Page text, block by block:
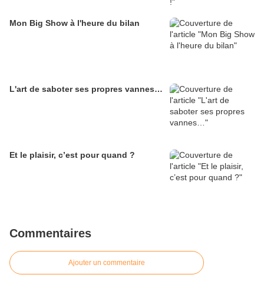
Mon Big Show à l'heure du bilan
L'art de saboter ses propres vannes…
Et le plaisir, c’est pour quand ?
Commentaires
Ajouter un commentaire